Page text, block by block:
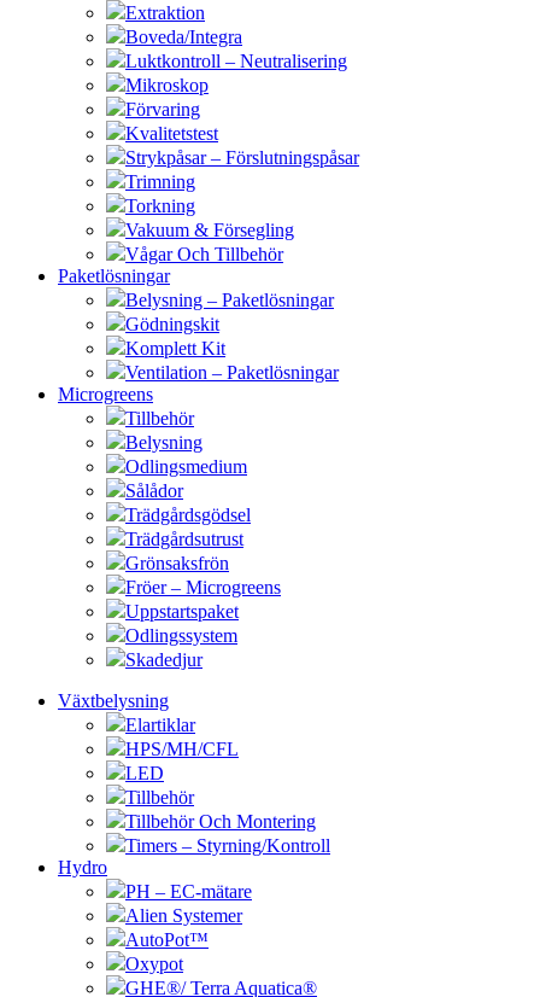
Extraktion
Boveda/Integra
Luktkontroll – Neutralisering
Mikroskop
Förvaring
Kvalitetstest
Strykpåsar – Förslutningspåsar
Trimning
Torkning
Vakuum & Försegling
Vågar Och Tillbehör
Paketlösningar
Belysning – Paketlösningar
Gödningskit
Komplett Kit
Ventilation – Paketlösningar
Microgreens
Tillbehör
Belysning
Odlingsmedium
Sålådor
Trädgårdsgödsel
Trädgårdsutrust
Grönsaksfrön
Fröer – Microgreens
Uppstartspaket
Odlingssystem
Skadedjur
Växtbelysning
Elartiklar
HPS/MH/CFL
LED
Tillbehör
Tillbehör Och Montering
Timers – Styrning/Kontroll
Hydro
PH – EC-mätare
Alien Systemer
AutoPot™
Oxypot
GHE®/ Terra Aquatica®